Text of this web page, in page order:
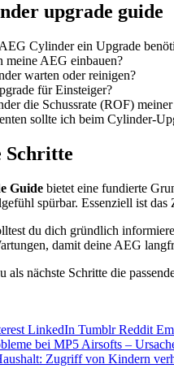
upgrade guide
Cylinder ein Upgrade
AEG einbauen?
warten oder reinigen?
für Einsteiger?
die Schussrate (ROF)
sollte ich beim Cylinder-
Schritte
Guide bietet eine fundierte
spürbar. Essenziell ist
du dich gründlich
damit deine AEG
als nächste Schritte die
LinkedIn Tumblr Reddit
bei MP5 Airsofts –
Zugriff von Kindern